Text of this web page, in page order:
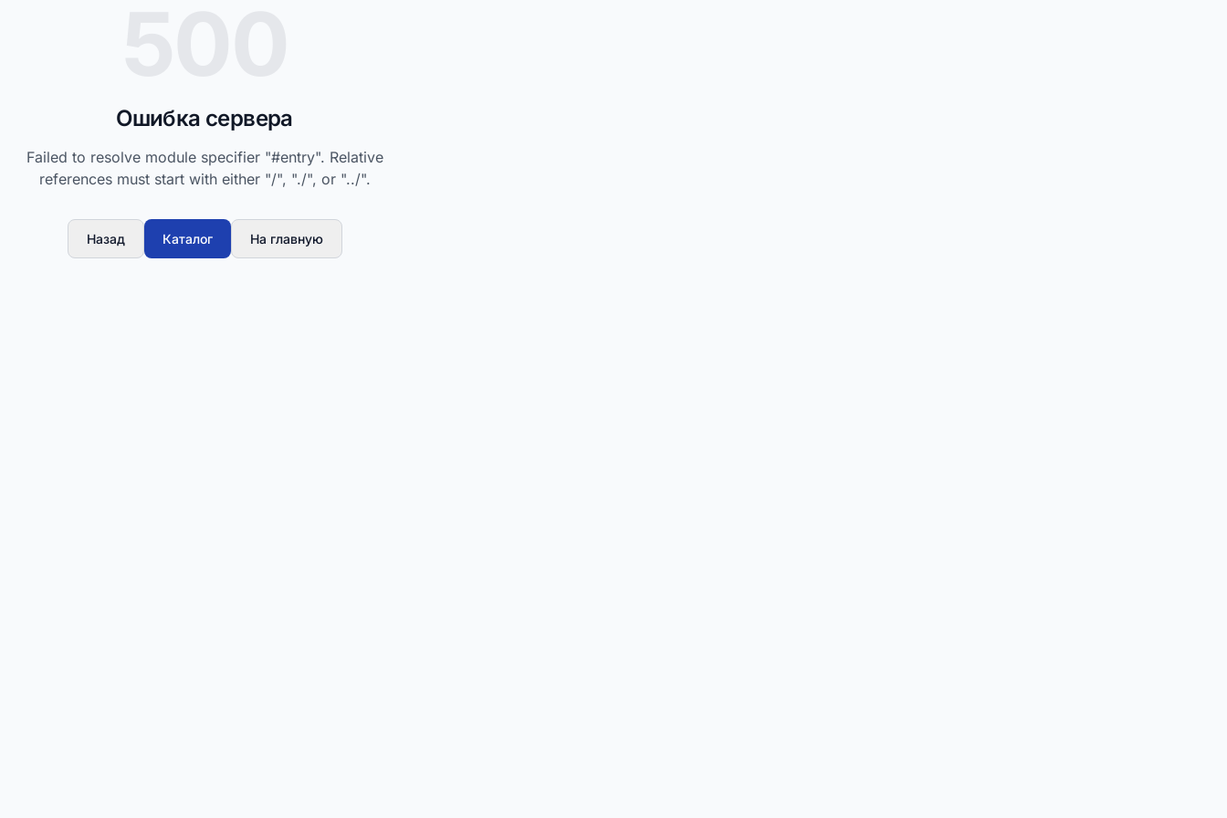
Ошибка сервера
Failed to resolve module specifier "#entry". Relative
references must start with either "/", "./", or "../".
Назад Каталог На главную